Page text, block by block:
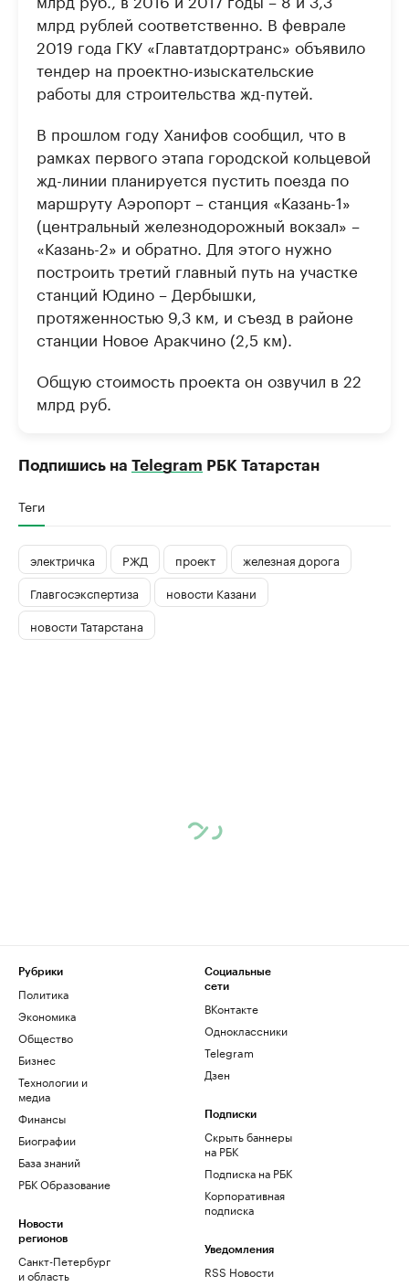
млрд рублей соответственно. В феврале
2019 года ГКУ «Главтатдортранс» объявило
тендер на проектно-изыскательские
работы для строительства жд-путей.
В прошлом году Ханифов сообщил, что в
рамках первого этапа городской кольцевой
жд-линии планируется пустить поезда по
маршруту Аэропорт – станция «Казань-1»
(центральный железнодорожный вокзал» –
«Казань-2» и обратно. Для этого нужно
построить третий главный путь на участке
станций Юдино – Дербышки,
протяженностью 9,3 км, и съезд в районе
станции Новое Аракчино (2,5 км).
Общую стоимость проекта он озвучил в 22
млрд руб.
Подпишись на Telegram РБК Татарстан
Теги
электричка РЖД проект
железная дорога
Главгосэкспертиза
новости Казани
новости Татарстана
Рубрики
Политика
Экономика
Общество
Бизнес
Технологии и
медиа
Финансы
Биографии
База знаний
РБК Образование
Новости
регионов
Санкт-Петербург
и область
Социальные
сети
ВКонтакте
Одноклассники
Telegram
Дзен
Подписки
Скрыть баннеры
на РБК
Подписка на РБК
Корпоративная
подписка
Уведомления
RSS Новости